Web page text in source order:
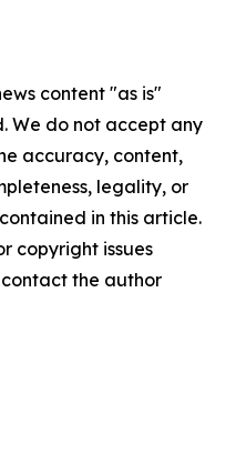
content "as is"
We do not accept any
accuracy, content,
legality, or
in this article.
copyright issues
the author